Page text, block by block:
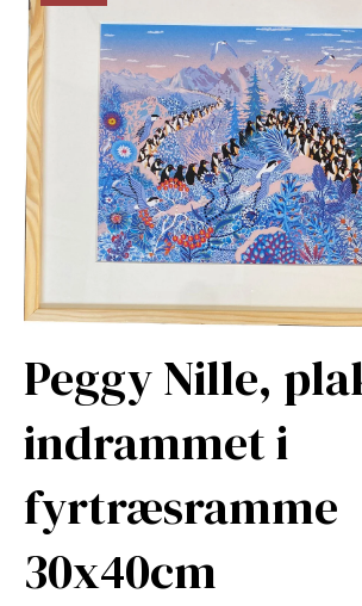
Peggy Nille,
indrammet i
fyrtræsramme
30x40cm